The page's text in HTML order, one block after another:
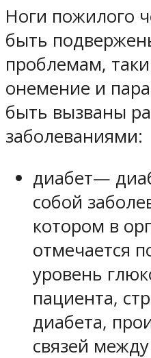
Ноги пожилого
быть
проблемам,
онемение и
быть вызваны
заболеваниями:
диабет—
собой
котором в
отмечается
уровень
пациента,
диабета,
связей